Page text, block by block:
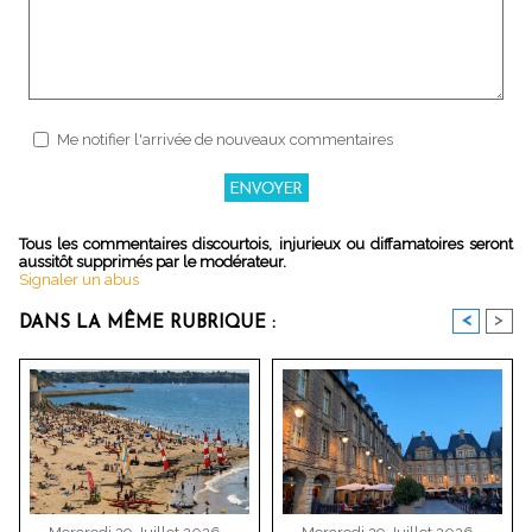
Me notifier l'arrivée de nouveaux commentaires
Tous les commentaires discourtois, injurieux ou diffamatoires seront
aussitôt supprimés par le modérateur.
Signaler un abus
DANS LA MÊME RUBRIQUE : < >